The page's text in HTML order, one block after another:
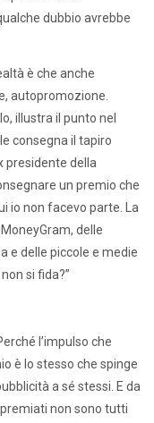
dubbio avrebbe
è che anche
autopromozione.
illustra il punto nel
consegna il tapiro
presidente della
un premio che
io non facevo parte. La
delle
e delle piccole e medie
si fida?”
l’impulso che
è lo stesso che spinge
a sé stessi. E da
non sono tutti